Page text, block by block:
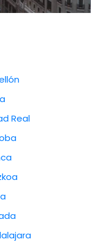
Real